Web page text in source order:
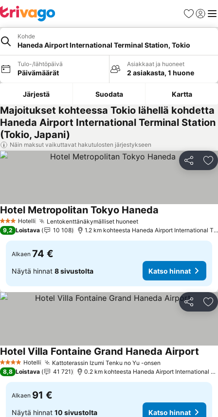
Suosikit
Kohde
Haneda Airport International Terminal Station, Tokio
Tulo-/lähtöpäivä
Päivämäärät
Asiakkaat ja huoneet
2 asiakasta, 1 huone
Järjestä Suodata Kartta
Majoitukset kohteessa Tokio lähellä kohdetta
Haneda Airport International Terminal Station
(Tokio, Japani)
Näin maksut vaikuttavat hakutulosten järjestykseen
Jaa
3 Tähtiluokitus
Hotelli Lentokenttänäkymälliset huoneetKatso hinnat
Hotel Metropolitan Tokyo Haneda
9,2 Loistava 10 108 1.2 km kohteesta Haneda Airport International
Alkaen 74 €
Näytä hinnat 8 sivustolta Katso hinnat
Jaa
4 Tähtiluokitus
Hotelli Kattoterassin Izumi Tenku no Yu -onsen
Hotel Villa Fontaine Grand Haneda Airport
8,8 Loistava 41 721 0.2 km kohteesta Haneda Airport International
Alkaen 91 €
Näytä hinnat 10 sivustolta Katso hinnat